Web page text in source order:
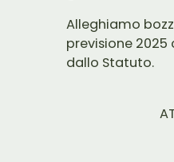
Alleghiamo
previsione
dallo Statuto.